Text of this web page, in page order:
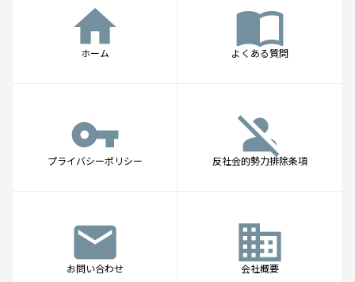
home
ホーム
import_contacts
よくある質問
vpn_key
プライバシーポリシー
person_off
反社会的勢力排除条項
mail
お問い合わせ
business
会社概要